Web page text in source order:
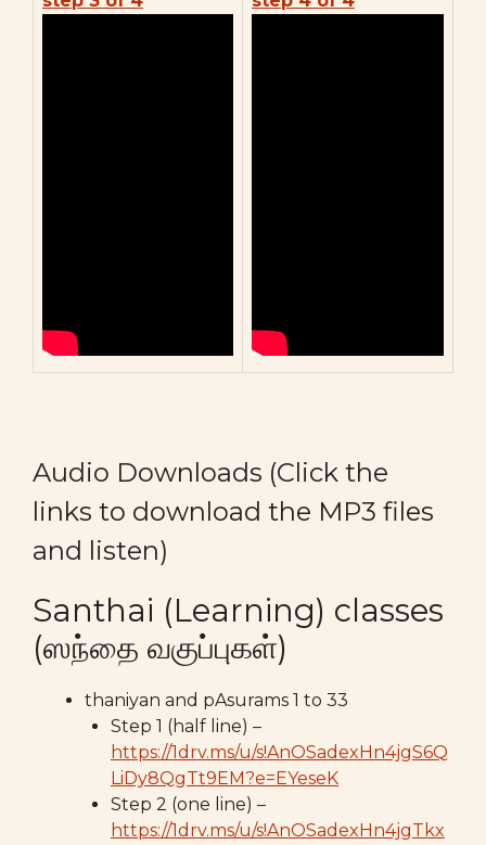
Audio Downloads (Click the
links to download the MP3 files
and listen)
Santhai (Learning) classes
(ஸந்தை வகுப்புகள்)
thaniyan and pAsurams 1 to 33
Step 1 (half line) –
https://1drv.ms/u/s!AnOSadexHn4jgS6Q
LiDy8QgTt9EM?e=EYeseK
Step 2 (one line) –
https://1drv.ms/u/s!AnOSadexHn4jgTkx